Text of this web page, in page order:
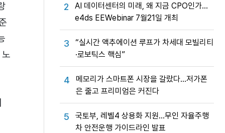
2
AI 데이터센터의 미래, 왜 지금 CPO인가…
e4ds EEWebinar 7월21일 개최
3
“실시간 액추에이션 루프가 차세대 모빌리티
·로보틱스 핵심”
4
메모리가 스마트폰 시장을 갈랐다…저가폰
은 줄고 프리미엄은 커진다
5
국토부, 레벨4 상용화 지원…무인 자율주행
차 안전운행 가이드라인 발표